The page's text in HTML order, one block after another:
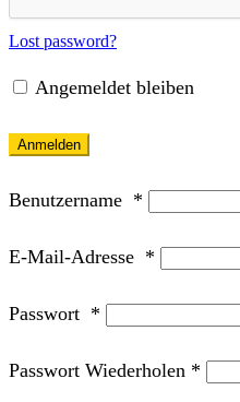
Lost password?
Angemeldet bleiben
Anmelden
Benutzername *
E-Mail-Adresse *
Passwort *
Passwort Wiederholen *